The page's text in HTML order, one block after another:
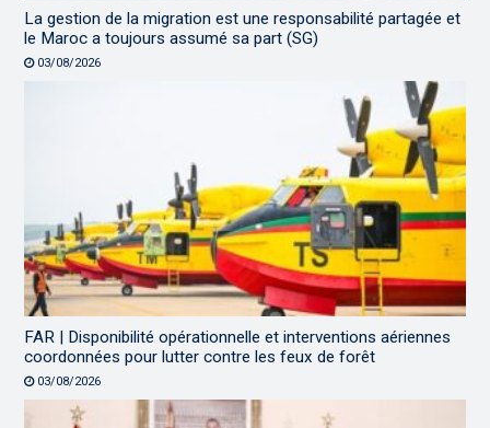
La gestion de la migration est une responsabilité partagée et
le Maroc a toujours assumé sa part (SG)
03/08/2026
FAR | Disponibilité opérationnelle et interventions aériennes
coordonnées pour lutter contre les feux de forêt
03/08/2026